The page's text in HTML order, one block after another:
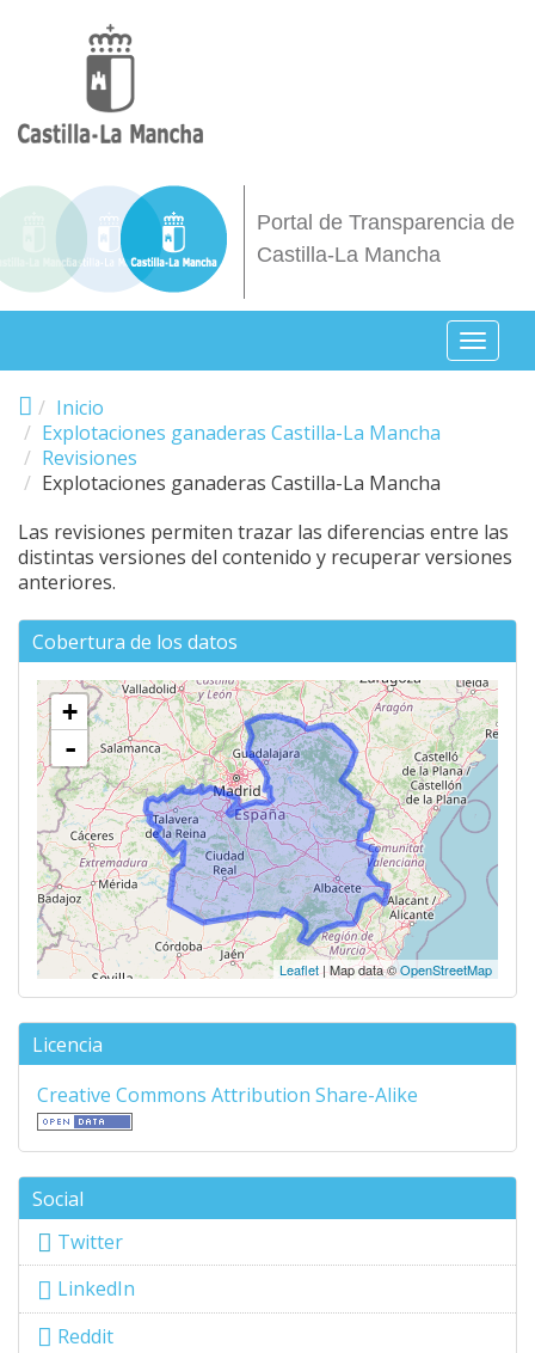
Portal de Transparencia de
Castilla-La Mancha
Toggle
Inicio
Explotaciones ganaderas Castilla-La Mancha
Revisiones
Explotaciones ganaderas Castilla-La Mancha
Las revisiones permiten trazar las diferencias entre las
distintas versiones del contenido y recuperar versiones
anteriores.
Cobertura de los datos
+
-
Leaflet| Map data ©OpenStreetMap
Licencia
Creative Commons Attribution Share-Alike
Social
Twitter
LinkedIn
Reddit